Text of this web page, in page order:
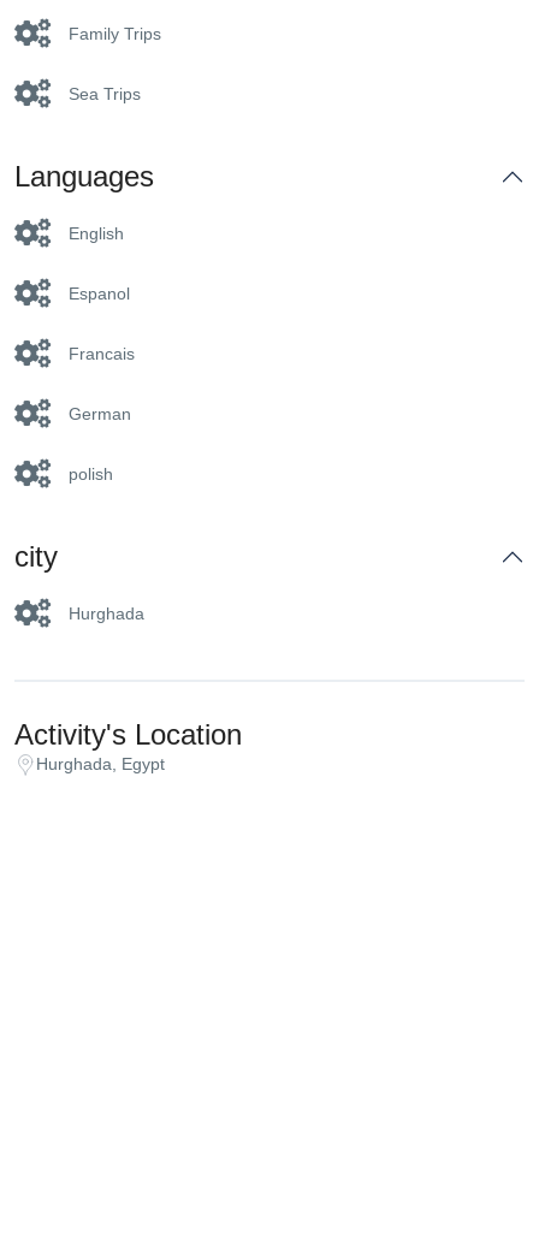
Family Trips
Sea Trips
Languages
English
Espanol
Francais
German
polish
city
Hurghada
Activity's Location
Hurghada, Egypt